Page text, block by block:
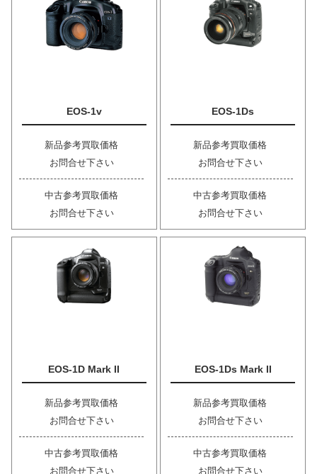
EOS-1v
新品参考買取価格
お問合せ下さい
中古参考買取価格
お問合せ下さい
EOS-1Ds
新品参考買取価格
お問合せ下さい
中古参考買取価格
お問合せ下さい
EOS-1D Mark II
新品参考買取価格
お問合せ下さい
中古参考買取価格
お問合せ下さい
EOS-1Ds Mark II
新品参考買取価格
お問合せ下さい
中古参考買取価格
お問合せ下さい